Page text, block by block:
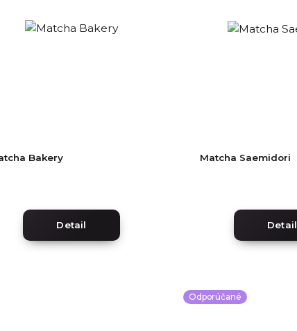
Bakery
Detail
Matcha Saemidori
Detail
Odporúčané